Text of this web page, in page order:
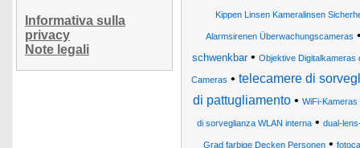
Informativa sulla
privacy
Note legali
Kippen Linsen Kameralinsen
Alarmsirenen Überwachungscameras
schwenkbar• Objektive Digitalkameras
Cameras • telecamere di
di pattugliamento • WiFi-Kameras
di sorveglianza WLAN interna• dual-
Grad farbige Decken Personen•